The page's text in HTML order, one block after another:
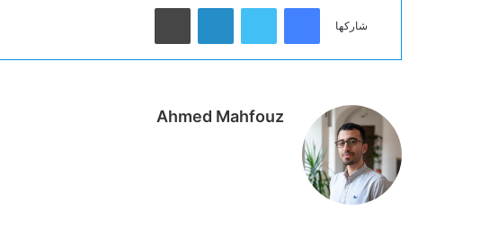
شاركها
فيسبوك لينكدإن
Ahmed Mahfouz